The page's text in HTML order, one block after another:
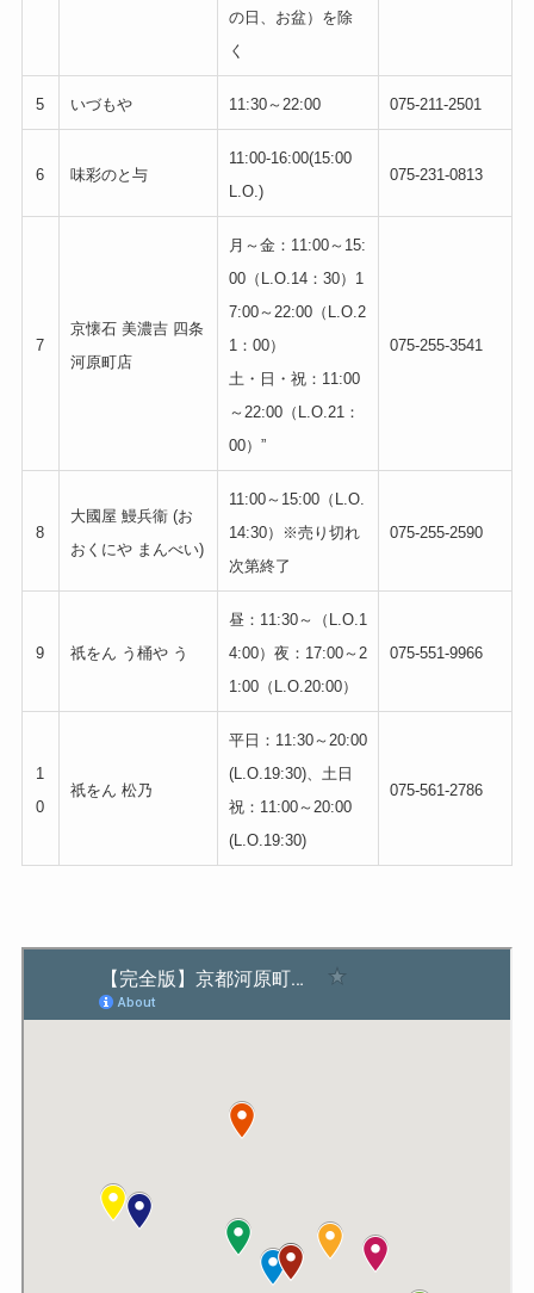
の日、お盆）を除
く
5 いづもや 11:30～22:00 075-211-2501
6 味彩のと与
11:00-16:00(15:00
L.O.)
075-231-0813
7
京懐石 美濃吉 四条
河原町店
月～金：11:00～15:
00（L.O.14：30）1
7:00～22:00（L.O.2
1：00）
土・日・祝：11:00
～22:00（L.O.21：
00）”
075-255-3541
8
大國屋 鰻兵衞 (お
おくにや まんべい)
11:00～15:00（L.O.
14:30）※売り切れ
次第終了
075-255-2590
9 祇をん う桶や う
昼：11:30～（L.O.1
4:00）夜：17:00～2
1:00（L.O.20:00）
075-551-9966
1
0
祇をん 松乃
平日：11:30～20:00
(L.O.19:30)、土日
祝：11:00～20:00
(L.O.19:30)
075-561-2786